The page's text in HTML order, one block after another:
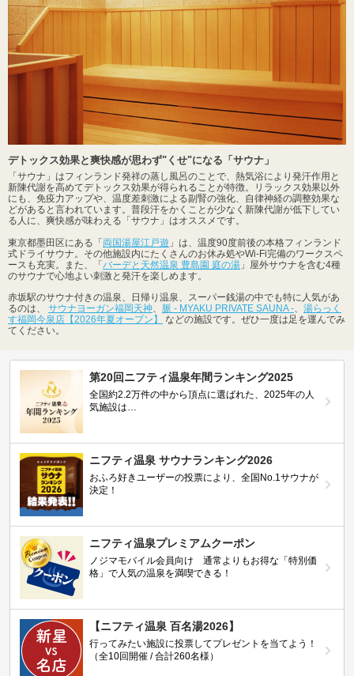
デトックス効果と爽快感が思わず"くせ"になる「サウナ」
「サウナ」はフィンランド発祥の蒸し風呂のことで、熱気浴により発汗作用と
新陳代謝を高めてデトックス効果が得られることが特徴。リラックス効果以外
にも、免疫力アップや、温度差刺激による副腎の強化、自律神経の調整効果な
どがあると言われています。普段汗をかくことが少なく新陳代謝が低下してい
る人に、爽快感が味わえる「サウナ」はオススメです。
東京都墨田区にある「 両国湯屋江戸遊 」は、温度90度前後の本格フィンランド
式ドライサウナ。その他施設内にたくさんのお休み処やWi-Fi完備のワークスペ
ースも充実。また、「 バーデと天然温泉 豊島園 庭の湯 」屋外サウナを含む4種
のサウナで心地よい刺激と発汗を楽しめます。
赤坂駅のサウナ付きの温泉、日帰り温泉、スーパー銭湯の中でも特に人気があ
るのは、 サウナヨーガン福岡天神、 脈 - MYAKU PRIVATE SAUNA -、 湯らっく
す福岡今泉店【2026年夏オープン】
などの施設です。ぜひ一度は足を運んでみ
てください。
第20回ニフティ温泉年間ランキング2025
全国約2.2万件の中から頂点に選ばれた、2025年の人
気施設は…
ニフティ温泉 サウナランキング2026
おふろ好きユーザーの投票により、全国No.1サウナが
決定！
ニフティ温泉プレミアムクーポン
ノジマモバイル会員向け 通常よりもお得な「特別価
格」で人気の温泉を満喫できる！
【ニフティ温泉 百名湯2026】
行ってみたい施設に投票してプレゼントを当てよう！
（全10回開催 / 合計260名様）